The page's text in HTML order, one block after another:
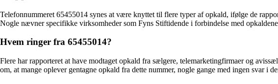
Telefonnummeret 65455014 synes at være knyttet til flere typer af opkald, ifølge de
Nogle nævner specifikke virksomheder som Fyns Stiftidende i forbindelse med
Hvem ringer fra 65455014?
Flere har rapporteret at have modtaget opkald fra sælgere, telemarketingfirmaer og
om, at mange oplever gentagne opkald fra dette nummer, nogle gange med ingen svar i